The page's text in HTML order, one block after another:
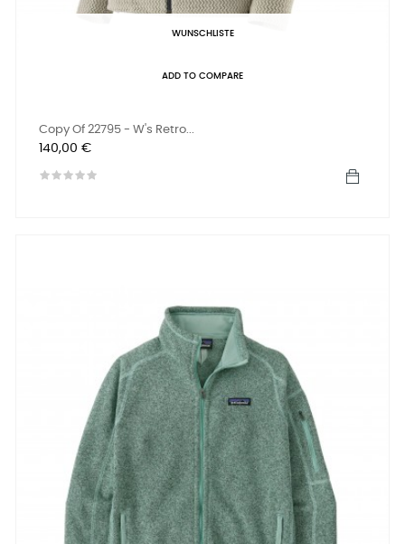
WUNSCHLISTE
ADD TO COMPARE
Copy Of 22795 - W's Retro...
Preis
140,00 €